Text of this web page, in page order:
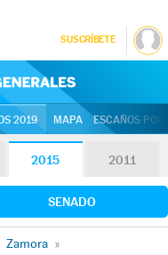
SUSCRÍBETE
2019 MAPA ESCAÑOS
2015 2011
SENADO
Zamora »